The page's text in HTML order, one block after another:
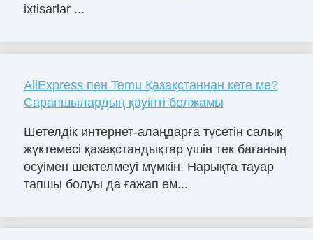
ixtisarlar ...
AliExpress пен Temu Қазақстаннан кете ме?
Сарапшылардың қауіпті болжамы
Шетелдік интернет-алаңдарға түсетін салық
жүктемесі қазақстандықтар үшін тек бағаның
өсуімен шектелмеуі мүмкін. Нарықта тауар
тапшы болуы да ғажап ем...